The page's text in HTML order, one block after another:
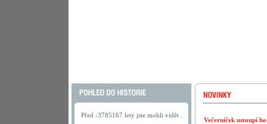
Před -3785167 lety jste mohli vidět .
Večerníček ustoupí